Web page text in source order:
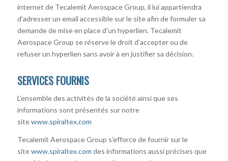
internet de Tecalemit Aerospace Group, il lui appartiendra
d’adresser un email accessible sur le site afin de formuler sa
demande de mise en place d’un hyperlien. Tecalemit
Aerospace Group se réserve le droit d’accepter ou de
refuser un hyperlien sans avoir à en justifier sa décision.
SERVICES FOURNIS
L’ensemble des activités de la société ainsi que ses
informations sont présentés sur notre
sitewww.spiraltex.com
Tecalemit Aerospace Group s’efforce de fournir sur le
sitewww.spiraltex.com des informations aussi précises que